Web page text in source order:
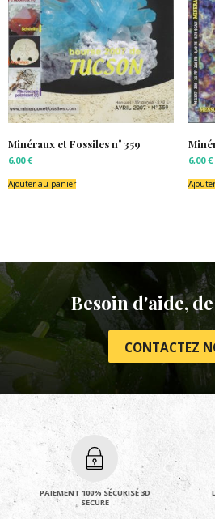
Minéraux et Fossiles n° 359
6,00€
Ajouter au panier
6,00€
Besoin d'aide,
CONTACTEZ
PAIEMENT 100% SÉCURISÉ 3D
SECURE